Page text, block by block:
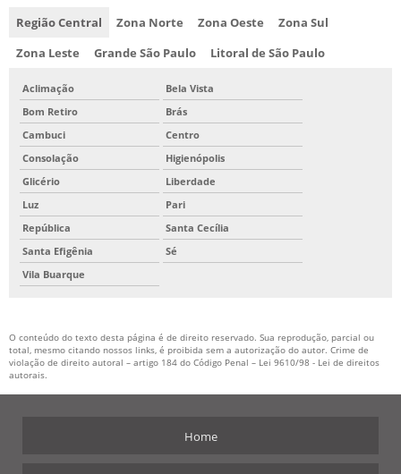
Região Central Zona Norte Zona Oeste
Zona Sul
Zona Leste
Grande São Paulo Litoral de São Paulo
Aclimação
Bela Vista
Bom Retiro
Brás
Cambuci
Centro
Consolação
Higienópolis
Glicério
Liberdade
Luz
Pari
República
Santa Cecília
Santa Efigênia
Sé
Vila Buarque
O conteúdo do texto desta página é de direito reservado. Sua reprodução, parcial ou
total, mesmo citando nossos links, é proibida sem a autorização do autor. Crime de
violação de direito autoral – artigo 184 do Código Penal – Lei 9610/98 - Lei de direitos
autorais.
Home